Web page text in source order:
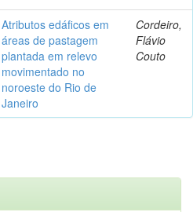
Atributos edáficos em
áreas de pastagem
plantada em relevo
movimentado no
noroeste do Rio de
Janeiro
Cordeiro,
Flávio
Couto